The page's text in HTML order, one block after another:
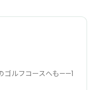
ゴルフコースへも——1